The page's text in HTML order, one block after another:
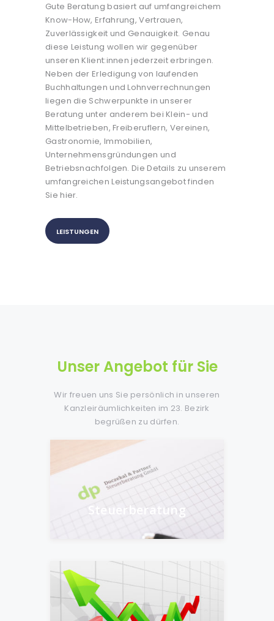
Gute Beratung basiert auf umfangreichem
Know-How, Erfahrung, Vertrauen,
Zuverlässigkeit und Genauigkeit. Genau
diese Leistung wollen wir gegenüber
unseren Klient:innen jederzeit erbringen.
Neben der Erledigung von laufenden
Buchhaltungen und Lohnverrechnungen
liegen die Schwerpunkte in unserer
Beratung unter anderem bei Klein- und
Mittelbetrieben, Freiberuflern, Vereinen,
Gastronomie, Immobilien,
Unternehmensgründungen und
Betriebsnachfolgen. Die Details zu unserem
umfangreichen Leistungsangebot finden
Sie hier.
LEISTUNGEN
Unser Angebot für Sie
Wir freuen uns Sie persönlich in unseren
Kanzleiräumlichkeiten im 23. Bezirk
begrüßen zu dürfen.
Steuerberatung
Steuerberatung
Ermittlung, Festlegung und Umsetzung der
optimalen steuerlichen Strategien und
Mehr erfahren
Jahresabschluss
Erstellung des Jahresabschlusses (Bilanz,
Gewinn- und Verlustrechnung, Anhang) ….